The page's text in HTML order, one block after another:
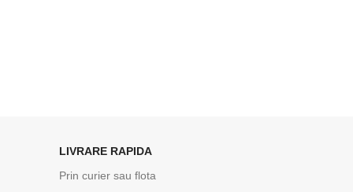
LIVRARE RAPIDA
Prin curier sau flota